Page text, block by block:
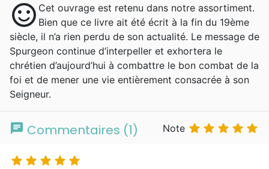
une église méthodiste de Colchester et qu'il
pris la décision de se convertir au
christianisme, chose faite en mai 1850,
quelques jours avant ses seize ans. En 1854,
quatre ans seulement après sa conversion,
Spurgeon, est devenu pasteur de la célèbre
(autrefois dirigée par le célèbre théologien
baptiste John Gill). La congrégation a
bâtiment et a déménagé à Exeter Hall, puis
sentiment_satisfied Cet ouvrage est retenu dans notre assortiment.
Bien que ce livre ait été écrit à la fin du 19ème
siècle, il n’a rien perdu de son actualité. Le message de
Spurgeon continue d’interpeller et exhortera le
chrétien d’aujourd’hui à combattre le bon combat de la
foi et de mener une vie entièrement consacrée à son
Seigneur.
chat Commentaires (1) Note     
    